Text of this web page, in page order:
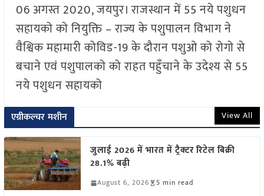
06 अगस्त 2020, जयपुर। राजस्थान में 55 नये पशुधन
सहायको को नियुक्ति – राज्य के पशुपालन विभाग ने
वैश्विक महामारी कोविड-19 के दौरान पशुओ को रोगो से
बचाने एवं पशुपालको को राहत पहुँचाने के उदेश्य से 55
नये पशुधन सहायको
एग्रीकल्चर मशीन View All
जुलाई 2026 में भारत में ट्रैक्टर रिटेल बिक्री
28.1% बढ़ी
August 6, 2026 5 min read